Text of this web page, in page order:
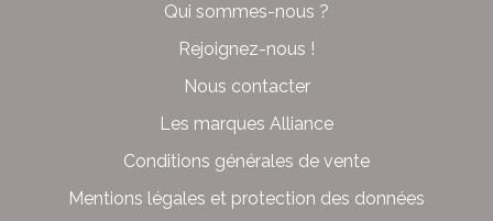
Qui sommes-nous ?
Rejoignez-nous !
Nous contacter
Les marques Alliance
Conditions générales de vente
Mentions légales et protection des données